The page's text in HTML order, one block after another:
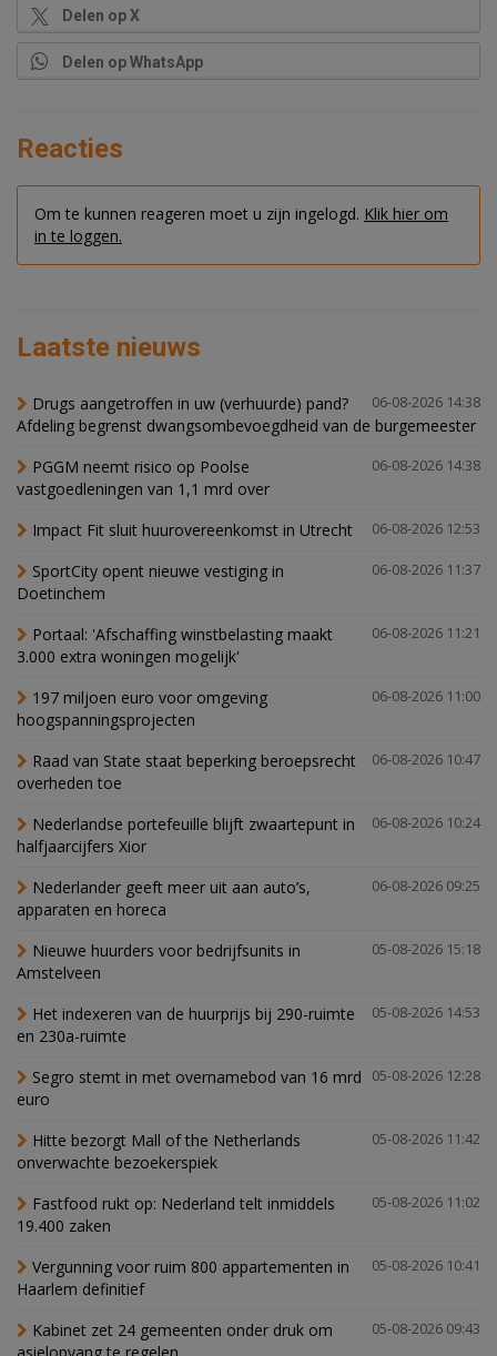
Delen op X
Delen op WhatsApp
Reacties
Om te kunnen reageren moet u zijn ingelogd. Klik hier om
in te loggen.
Laatste nieuws
06-08-2026 14:38
Drugs aangetroffen in uw (verhuurde) pand?
Afdeling begrenst dwangsombevoegdheid van de burgemeester
06-08-2026 14:38
PGGM neemt risico op Poolse
vastgoedleningen van 1,1 mrd over
06-08-2026 12:53
Impact Fit sluit huurovereenkomst in Utrecht
06-08-2026 11:37
SportCity opent nieuwe vestiging in
Doetinchem
06-08-2026 11:21
Portaal: 'Afschaffing winstbelasting maakt
3.000 extra woningen mogelijk'
06-08-2026 11:00
197 miljoen euro voor omgeving
hoogspanningsprojecten
06-08-2026 10:47
Raad van State staat beperking beroepsrecht
overheden toe
06-08-2026 10:24
Nederlandse portefeuille blijft zwaartepunt in
halfjaarcijfers Xior
06-08-2026 09:25
Nederlander geeft meer uit aan auto’s,
apparaten en horeca
05-08-2026 15:18
Nieuwe huurders voor bedrijfsunits in
Amstelveen
05-08-2026 14:53
Het indexeren van de huurprijs bij 290-ruimte
en 230a-ruimte
05-08-2026 12:28
Segro stemt in met overnamebod van 16 mrd
euro
05-08-2026 11:42
Hitte bezorgt Mall of the Netherlands
onverwachte bezoekerspiek
05-08-2026 11:02
Fastfood rukt op: Nederland telt inmiddels
19.400 zaken
05-08-2026 10:41
Vergunning voor ruim 800 appartementen in
Haarlem definitief
05-08-2026 09:43
Kabinet zet 24 gemeenten onder druk om